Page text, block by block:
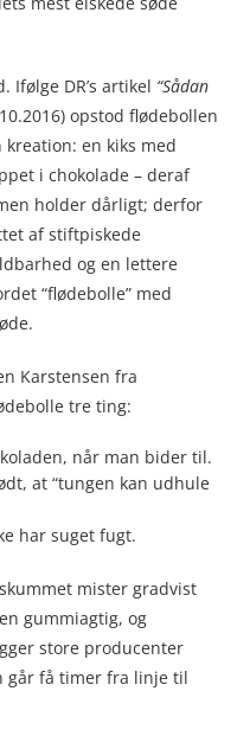
Ifølge DR’s artikel “Sådan
opstod flødebollen
kreation: en kiks med
i chokolade – deraf
holder dårligt; derfor
af stiftpiskede
og en lettere
“flødebolle” med
Karstensen fra
tre ting:
når man bider til.
at “tungen kan udhule
har suget fugt.
mister gradvist
gummiagtig, og
store producenter
går få timer fra linje til